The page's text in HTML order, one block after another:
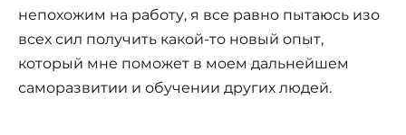
непохожим на работу, я все равно пытаюсь изо
всех сил получить какой-то новый опыт,
который мне поможет в моем дальнейшем
саморазвитии и обучении других людей.